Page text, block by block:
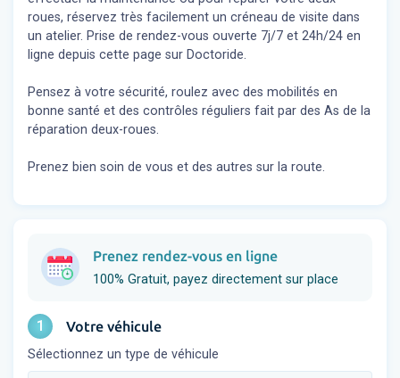
roues, réservez très facilement un créneau de visite dans
un atelier. Prise de rendez-vous ouverte 7j/7 et 24h/24 en
ligne depuis cette page sur Doctoride.
Pensez à votre sécurité, roulez avec des mobilités en
bonne santé et des contrôles réguliers fait par des As de la
réparation deux-roues.
Prenez bien soin de vous et des autres sur la route.
Prenez rendez-vous en ligne
100% Gratuit, payez directement sur place
1 Votre véhicule
Sélectionnez un type de véhicule